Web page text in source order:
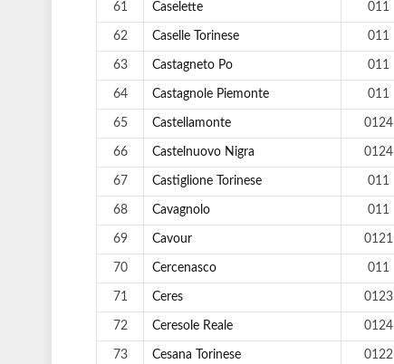
61 Caselette 011
62 Caselle Torinese 011
63 Castagneto Po 011
64 Castagnole Piemonte 011
65 Castellamonte 0124
66 Castelnuovo Nigra 0124
67 Castiglione Torinese 011
68 Cavagnolo 011
69 Cavour 0121
70 Cercenasco 011
71 Ceres 0123
72 Ceresole Reale 0124
73 Cesana Torinese 0122